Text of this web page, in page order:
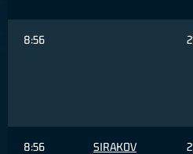
8:56
8:56
SIRAKOV